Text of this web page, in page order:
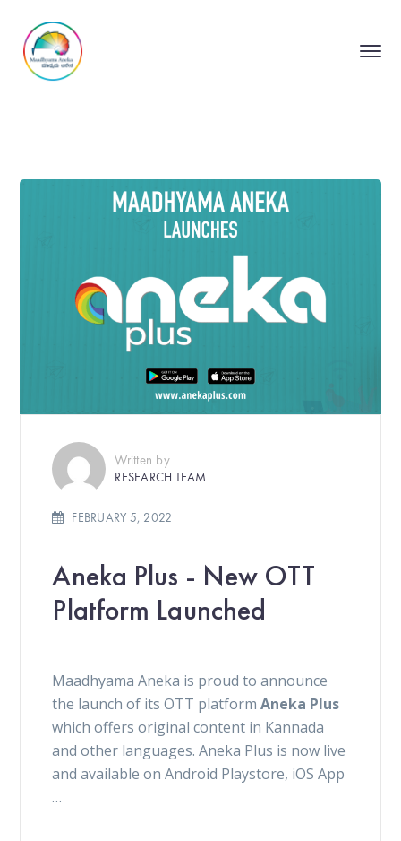
Written by
RESEARCH TEAM
FEBRUARY 5, 2022
Aneka Plus - New OTT
Platform Launched
Maadhyama Aneka is proud to announce
the launch of its OTT platformAneka Plus
which offers original content in Kannada
and other languages. Aneka Plus is now live
and available on Android Playstore, iOS App
…